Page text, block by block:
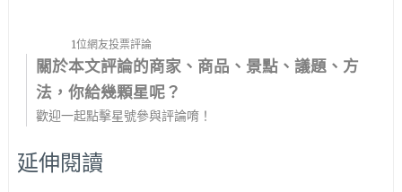
1位網友投票評論
關於本文評論的商家、商品、景點、議題、方
法，你給幾顆星呢？
歡迎一起點擊星號參與評論唷！
延伸閱讀